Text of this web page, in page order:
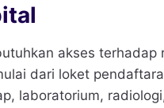
akses terhadap
dari loket
laboratorium,